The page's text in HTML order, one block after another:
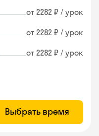
от 2282 ₽ / урок
от 2282 ₽ / урок
от 2282 ₽ / урок
Выбрать время